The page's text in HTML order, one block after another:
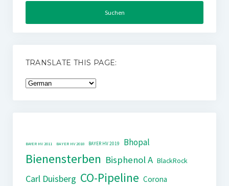
TRANSLATE THIS PAGE:
BAYER HV 2011 BAYER HV 2018 BAYER HV 2019 Bhopal
Bienensterben Bisphenol A BlackRock
Carl Duisberg CO-Pipeline Corona